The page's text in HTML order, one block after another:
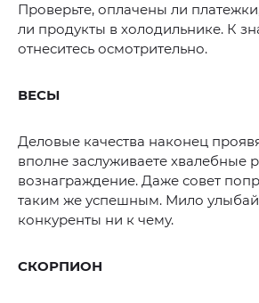
Проверьте, оплачены ли
ли продукты в холодильнике. К
отнеситесь осмотрительно.
ВЕСЫ
Деловые качества наконец
вполне заслуживаете хвалебные
вознаграждение. Даже совет
таким же успешным. Мило
конкуренты ни к чему.
СКОРПИОН